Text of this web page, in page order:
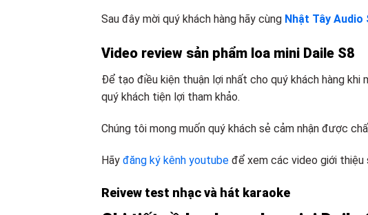
Sau đây mời quý khách hàng hãy cùng Nhật Tây
Video review sản phẩm loa mini Daile S8
Để tạo điều kiện thuận lợi nhất cho quý khách hàng khi
quý khách tiện lợi tham khảo.
Chúng tôi mong muốn quý khách sẻ cảm nhận được
Hãy đăng ký kênh youtube để xem các video giới thiệu
Reivew test nhạc và hát karaoke